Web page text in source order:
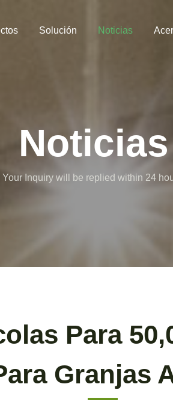
Solución Noticias
Noticias
Your Inquiry will be replied within 24
Para
Granjas